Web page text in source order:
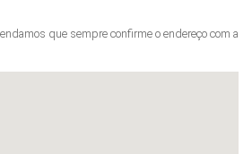
que sempre confirme o endereço com a